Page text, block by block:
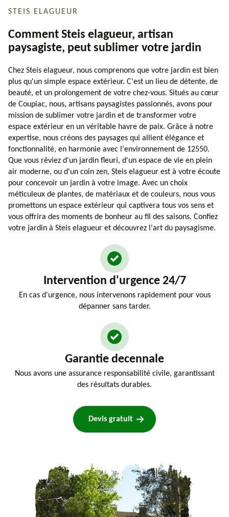
STEIS ELAGUEUR
Comment Steis elagueur, artisan
paysagiste, peut sublimer votre jardin
Chez Steis elagueur, nous comprenons que votre jardin est bien
plus qu'un simple espace extérieur. C'est un lieu de détente, de
beauté, et un prolongement de votre chez-vous. Situés au cœur
de Coupiac, nous, artisans paysagistes passionnés, avons pour
mission de sublimer votre jardin et de transformer votre
espace extérieur en un véritable havre de paix. Grâce à notre
expertise, nous créons des paysages qui allient élégance et
fonctionnalité, en harmonie avec l'environnement de 12550.
Que vous rêviez d'un jardin fleuri, d'un espace de vie en plein
air moderne, ou d'un coin zen, Steis elagueur est à votre écoute
pour concevoir un jardin à votre image. Avec un choix
méticuleux de plantes, de matériaux et de couleurs, nous vous
promettons un espace extérieur qui captivera tous vos sens et
vous offrira des moments de bonheur au fil des saisons. Confiez
votre jardin à Steis elagueur et découvrez l'art du paysagisme.
Intervention d'urgence 24/7
En cas d'urgence, nous intervenons rapidement pour vous
dépanner sans tarder.
Garantie decennale
Nous avons une assurance responsabilité civile, garantissant
des résultats durables.
Devis gratuit